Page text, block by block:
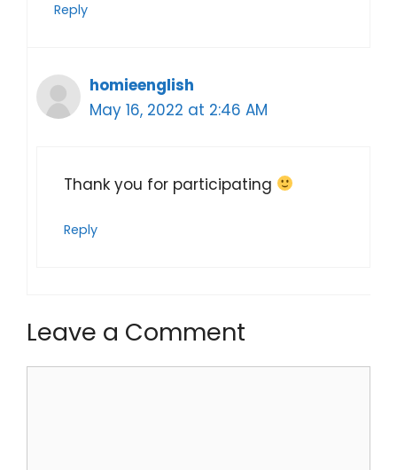
Reply
homieenglish
May 16, 2022 at 2:46 AM
Thank you for participating
Reply
Leave a Comment